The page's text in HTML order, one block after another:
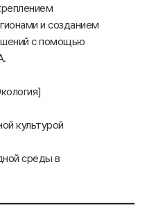
и созданием
с помощью
культурой
среды в